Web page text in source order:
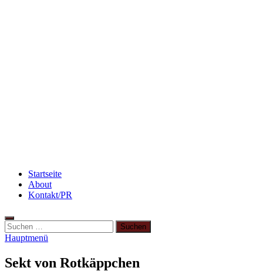
Startseite
About
Kontakt/PR
Suchen
nach:
Hauptmenü
Sekt von Rotkäppchen